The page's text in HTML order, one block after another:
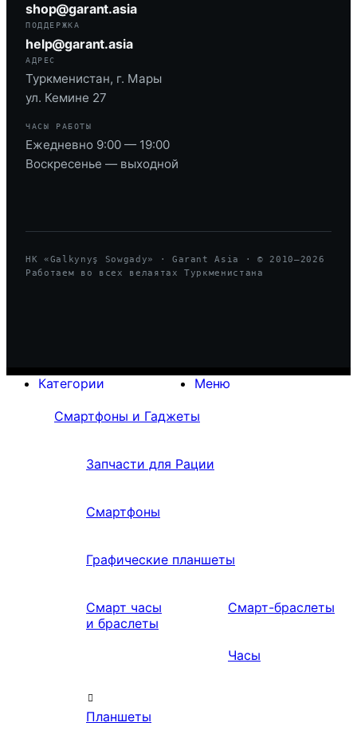
shop@garant.asia
ПОДДЕРЖКА
help@garant.asia
АДРЕС
Туркменистан, г. Мары
ул. Кемине 27
ЧАСЫ РАБОТЫ
Ежедневно 9:00 — 19:00
Воскресенье — выходной
HK «Galkynyş Sowgady» · Garant Asia · © 2010—2026
Работаем во всех велаятах Туркменистана
Меню
Категории
Смартфоны и Гаджеты
Запчасти для Рации
Смартфоны
Графические планшеты
Смарт часы
и браслеты
Смарт-браслеты
Часы
Планшеты